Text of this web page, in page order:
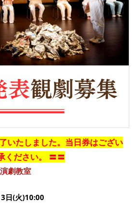
いたしました。当日券はござい
ください。 〓〓
劇教室
日(火)10:00